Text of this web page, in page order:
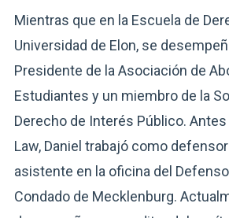
Mientras que en la Escuela de
Universidad de Elon, se
Presidente de la Asociación de
Estudiantes y un miembro de la
Derecho de Interés Público. Antes
Law, Daniel trabajó como
asistente en la oficina del
Condado de Mecklenburg.